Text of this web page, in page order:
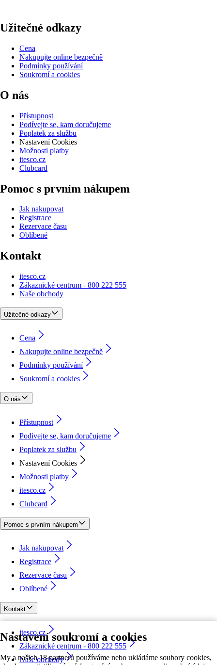
Nastavení soukromí a cookies
My a našich 18 partnerů používáme nebo ukládáme soubory cookies,
Užitečné odkazy
Cena
Nakupujte online bezpečně
Podmínky používání
Soukromí a cookies
O nás
Přístupnost
Podívejte se, kam doručujeme
Poplatek za službu
Nastavení Cookies
Možnosti platby
itesco.cz
Clubcard
Pomoc s prvním nákupem
Jak nakupovat
Registrace
Rezervace času
Oblíbené
Kontakt
itesco.cz
Zákaznické centrum - 800 222 555
Naše obchody
Užitečné odkazy
Cena
Nakupujte online bezpečně
Podmínky používání
Soukromí a cookies
O nás
Přístupnost
Podívejte se, kam doručujeme
Poplatek za službu
Nastavení Cookies
Možnosti platby
itesco.cz
Clubcard
Pomoc s prvním nákupem
Jak nakupovat
Registrace
Rezervace času
Oblíbené
Kontakt
itesco.cz
Zákaznické centrum - 800 222 555
Naše obchody